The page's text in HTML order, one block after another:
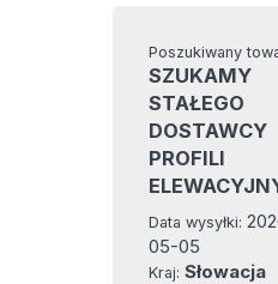
Poszukiwany
SZUKAMY
STAŁEGO
DOSTAWCY
PROFILI
Data wysyłki:
05-05
Kraj:Słowacja